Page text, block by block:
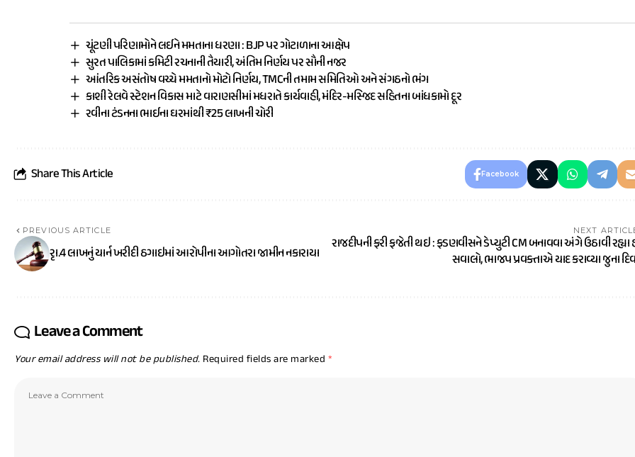
ચૂંટણી પરિણામોને લઈને મમતાના ધરણા : BJP પર ગોટાળાના આક્ષેપ
સુરત પાલિકામાં કમિટી રચનાની તૈયારી, અંતિમ નિર્ણય પર સૌની નજર
આંતરિક અસંતોષ વચ્ચે મમતાનો મોટો નિર્ણય, TMCની તમામ સમિતિઓ અને સંગઠનો ભંગ
કાશી રેલવે સ્ટેશન વિકાસ માટે વારાણસીમાં મધરાતે કાર્યવાહી, મંદિર-મસ્જિદ સહિતના બાંધકામો દૂર
રવીના ટંડનના ભાઈના ઘરમાંથી ₹25 લાખની ચોરી
Share This Article Facebook
PREVIOUS ARTICLE
રૃા.4 લાખનું યાર્ન ખરીદી ઠગાઇમાં આરોપીના આગોતરા જામીન નકારાયા
NEXT
રાજદીપની ફરી ફજેતી થઇ : ફડણવીસને ડેપ્યુટી CM બનાવવા અંગે ઉઠાવી રહ્યા
સવાલો, ભાજપ પ્રવક્તાએ યાદ કરાવ્યા જુના
Leave a Comment
Your email address will not be published. Required fields are marked *